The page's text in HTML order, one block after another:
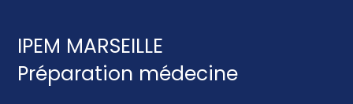
IPEM MARSEILLE
Préparation médecine